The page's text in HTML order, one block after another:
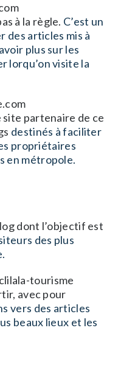
à la règle. C’est un
des articles mis à
plus sur les
lorqu’on visite la
partenaire de ce
destinés à faciliter
propriétaires
en métropole.
dont l’objectif est
des plus
tourisme
avec pour
vers des articles
beaux lieux et les